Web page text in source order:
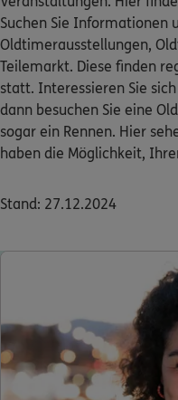
Suchen Sie Informationen
Oldtimerausstellungen,
Teilemarkt. Diese finden
statt. Interessieren Sie
dann besuchen Sie eine
sogar ein Rennen. Hier
haben die Möglichkeit,
Stand: 27.12.2024